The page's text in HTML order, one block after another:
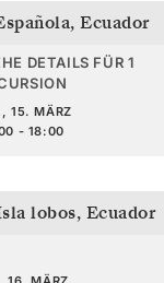
, Ecuador
DETAILS FÜR 1
15. MÄRZ
- 18:00
lobos, Ecuador